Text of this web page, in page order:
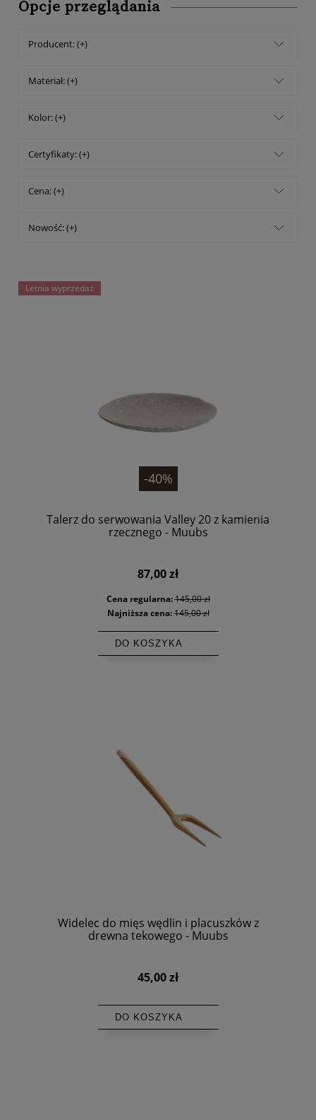
Opcje przeglądania
Producent: (+)
Materiał: (+)
Kolor: (+)
Certyfikaty: (+)
Cena: (+)
Nowość: (+)
-40%
Talerz do serwowania Valley 20 z kamienia
rzecznego - Muubs
87,00 zł
Cena regularna:145,00 zł
Najniższa cena:145,00 zł
DO KOSZYKA
Letnia wyprzedaż
Widelec do mięs wędlin i placuszków z
drewna tekowego - Muubs
45,00 zł
DO KOSZYKA